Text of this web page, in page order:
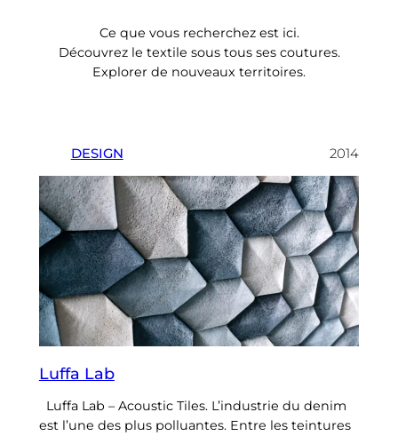
Ce que vous recherchez est ici.
Découvrez le textile sous tous ses coutures.
Explorer de nouveaux territoires.
DESIGN 2014
Luffa Lab
Luffa Lab – Acoustic Tiles. L’industrie du denim
est l’une des plus polluantes. Entre les teintures